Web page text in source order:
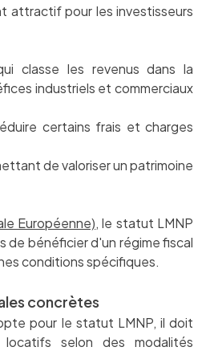
attractif pour les investisseurs
classe les revenus dans la
industriels et commerciaux
certains frais et charges
de valoriser un patrimoine
Européenne), le statut LMNP
de bénéficier d'un régime fiscal
conditions spécifiques.
concrètes
pour le statut LMNP, il doit
selon des modalités